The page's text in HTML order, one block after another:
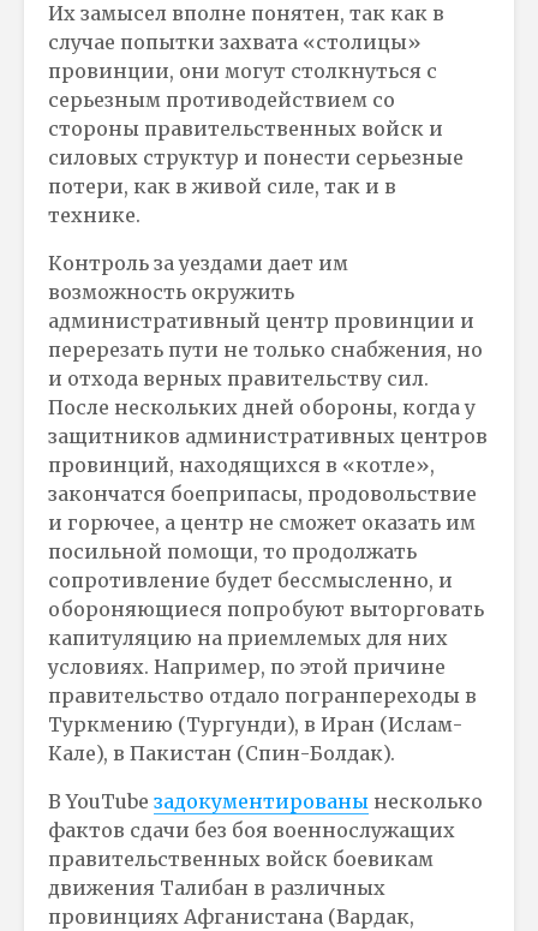
Их замысел вполне понятен, так как в
случае попытки захвата «столицы»
провинции, они могут столкнуться с
серьезным противодействием со
стороны правительственных войск и
силовых структур и понести серьезные
потери, как в живой силе, так и в
технике.
Контроль за уездами дает им
возможность окружить
административный центр провинции и
перерезать пути не только снабжения, но
и отхода верных правительству сил.
После нескольких дней обороны, когда у
защитников административных центров
провинций, находящихся в «котле»,
закончатся боеприпасы, продовольствие
и горючее, а центр не сможет оказать им
посильной помощи, то продолжать
сопротивление будет бессмысленно, и
обороняющиеся попробуют выторговать
капитуляцию на приемлемых для них
условиях. Например, по этой причине
правительство отдало погранпереходы в
Туркмению (Тургунди), в Иран (Ислам-
Кале), в Пакистан (Спин-Болдак).
В YouTube задокументированы несколько
фактов сдачи без боя военнослужащих
правительственных войск боевикам
движения Талибан в различных
провинциях Афганистана (Вардак,